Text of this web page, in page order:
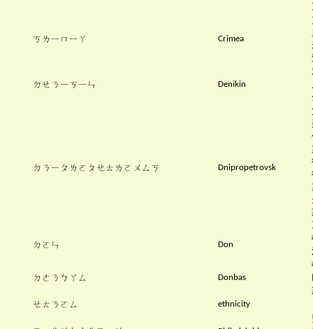
ㄎㄌㄧㄇㄧㄚ Crimea
ㄉㄝㄋㄧㄎㄧㄣ Denikin
ㄉㄋㄧㄆㄌㄛㄆㄝㄊㄌㄛㄨㄙㄎ Dnipropetrovsk
ㄉㄛㄣ
Don
ㄉㄜㄋㄅㄚㄙ Donbas
ㄝㄊㄋㄛㄙ
ethnicity